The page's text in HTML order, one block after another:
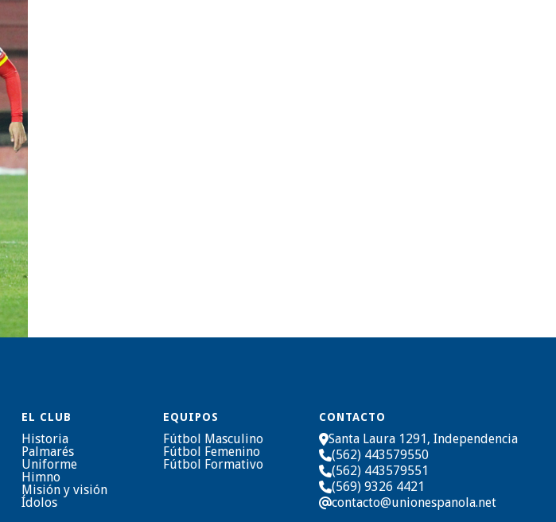
EL CLUB
Historia
Palmarés
Uniforme
Himno
Misión y visión
Ídolos
EQUIPOS
Fútbol Masculino
Fútbol Femenino
Fútbol Formativo
CONTACTO
Santa Laura 1291, Independencia
(562) 443579550
(562) 443579551
(569) 9326 4421
@contacto@unionespanola.net